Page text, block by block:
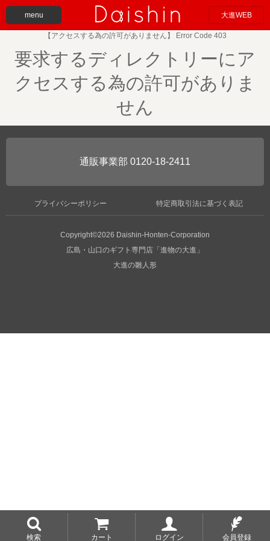
menu 大進WEB
検索 カート ログイン 会員登録
【アクセスする為の許可がありません】 Error Code 403
要求するディレクトリーにア
クセスする為の許可がありま
せん
0120-18-2411
プライバシーポリシー 特定商取引法に基づく表記
Copyright©2026 Daishin-Honten-Corporation
広島・山口のギフト専門店「進物の大進」
大進の雛人形